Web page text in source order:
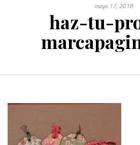
mayo 17, 2018
haz-tu-